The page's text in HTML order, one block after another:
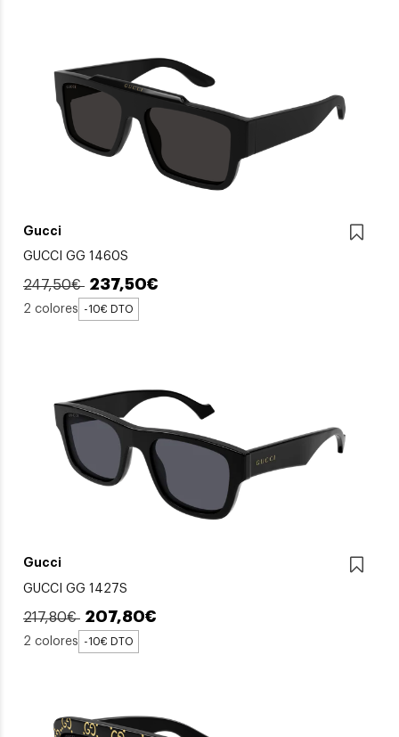
Gucci
GUCCI GG 1460S
247,50€ 237,50€
2 colores -10€ DTO
Gucci
GUCCI GG 1427S
217,80€ 207,80€
2 colores -10€ DTO